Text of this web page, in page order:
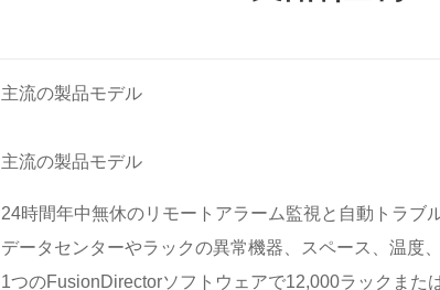
主流の製品モデル
主流の製品モデル
24時間年中無休のリモートアラーム監視と自動トラブ
データセンターやラックの異常機器、スペース、温度
1つのFusionDirectorソフトウェアで12,000ラックまた